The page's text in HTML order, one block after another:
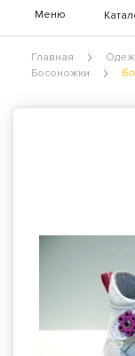
Меню
Главная
Босоножки